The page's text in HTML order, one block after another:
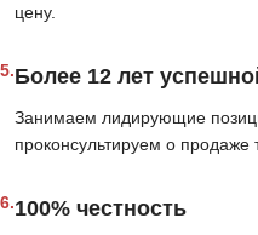
цену.
5.Более 12 лет
Занимаем лидирующие
проконсультируем о продаже
6.100% честность